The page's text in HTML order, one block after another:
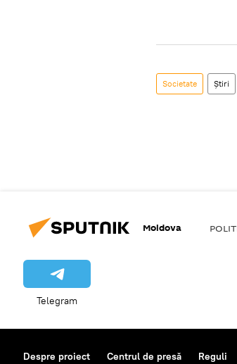
Societate Știri
Moldova
Telegram
Despre proiect Centrul de presă Reguli